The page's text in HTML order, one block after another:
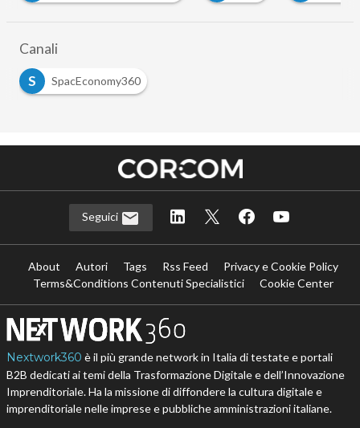
Canali
S
SpacEconomy360
Seguici
About Autori Tags Rss Feed
Privacy e Cookie Policy
Terms&Conditions Contenuti Specialistici
Cookie Center
Nextwork360 è il più grande network in Italia di testate e portali
B2B dedicati ai temi della Trasformazione Digitale e dell’Innovazione
Imprenditoriale. Ha la missione di diffondere la cultura digitale e
imprenditoriale nelle imprese e pubbliche amministrazioni italiane.